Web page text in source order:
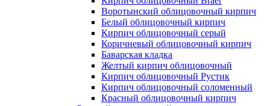
Воротынский облицовочный кирпич
Белый облицовочный кирпич
Кирпич облицовочный серый
Коричневый облицовочный кирпич
Баварская кладка
Желтый кирпич облицовочный
Кирпич облицовочный Рустик
Кирпич облицовочный соломенный
Красный облицовочный кирпич